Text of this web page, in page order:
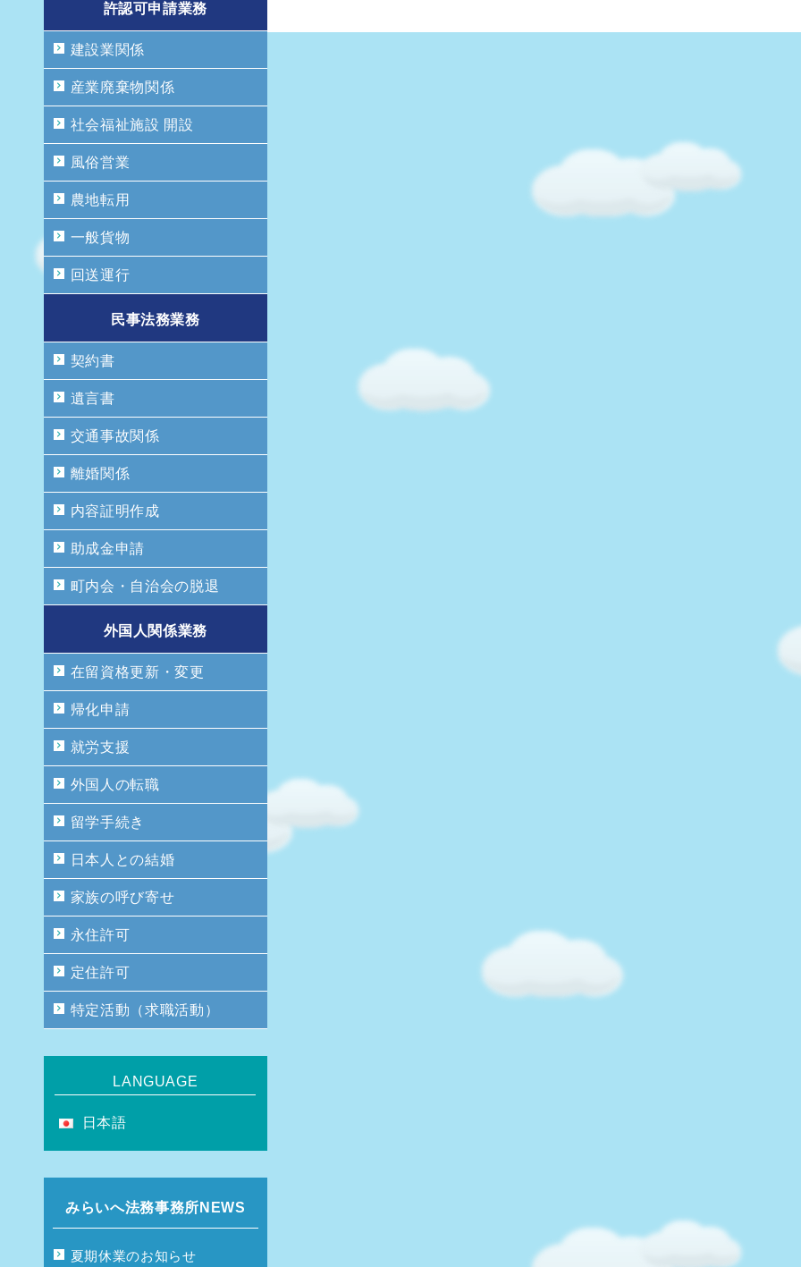
許認可申請業務
建設業関係
産業廃棄物関係
社会福祉施設 開設
風俗営業
農地転用
一般貨物
回送運行
民事法務業務
契約書
遺言書
交通事故関係
離婚関係
内容証明作成
助成金申請
町内会・自治会の脱退
外国人関係業務
在留資格更新・変更
帰化申請
就労支援
外国人の転職
留学手続き
日本人との結婚
家族の呼び寄せ
永住許可
定住許可
特定活動（求職活動）
LANGUAGE
日本語
みらいへ法務事務所NEWS
夏期休業のお知らせ